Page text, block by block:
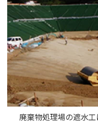
廃棄物処理場の遮水